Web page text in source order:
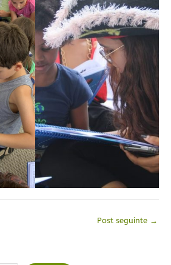
Post seguinte →